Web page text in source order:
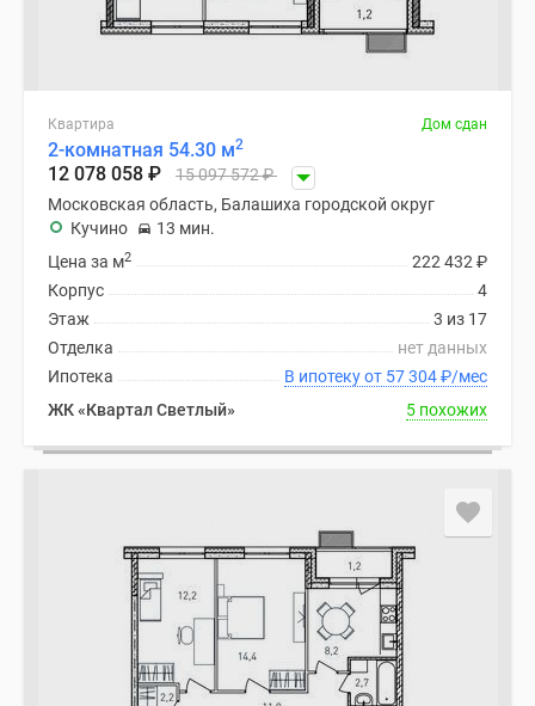
Квартира Дом сдан
2-комнатная 54.30 м2
12 078 058 ₽ 15 097 572₽
Московская область, Балашиха городской округ
Кучино
13 мин.
222 432 ₽
Цена за м2
4
Корпус
3 из 17
Этаж
нет данных
Отделка
В ипотеку от 57 304₽/мес
Ипотека
ЖК «Квартал Светлый»
5 похожих